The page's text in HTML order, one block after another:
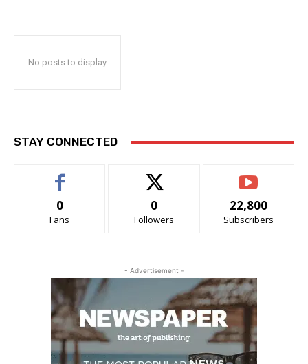
No posts to display
STAY CONNECTED
0
Fans
0
Followers
22,800
Subscribers
- Advertisement -